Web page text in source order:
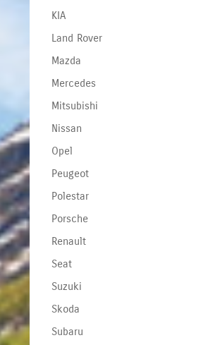
KIA
Land Rover
Mazda
Mercedes
Mitsubishi
Nissan
Opel
Peugeot
Polestar
Porsche
Renault
Seat
Suzuki
Skoda
Subaru